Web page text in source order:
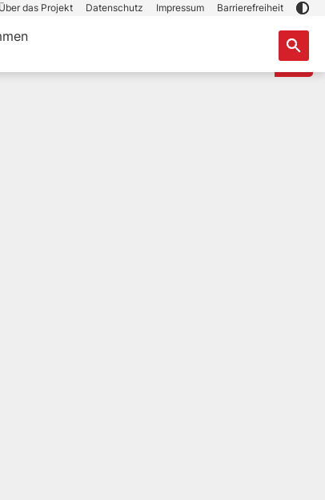
Über das Projekt Datenschutz Impressum Barrierefreiheit